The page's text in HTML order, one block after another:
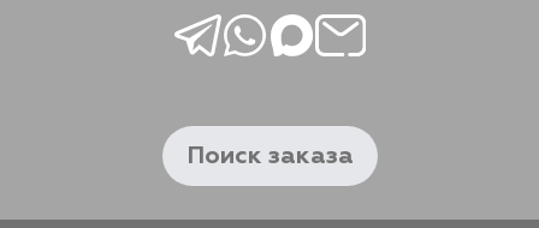
Поиск заказа